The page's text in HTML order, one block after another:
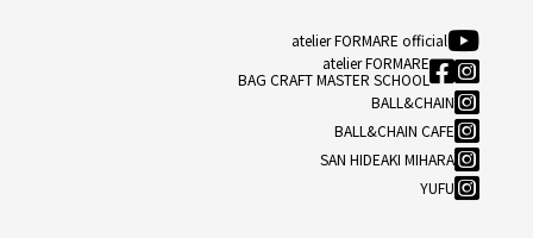
atelier FORMARE official
atelier FORMARE
BAG CRAFT MASTER SCHOOL
BALL&CHAIN
BALL&CHAIN CAFE
SAN HIDEAKI MIHARA
YUFU